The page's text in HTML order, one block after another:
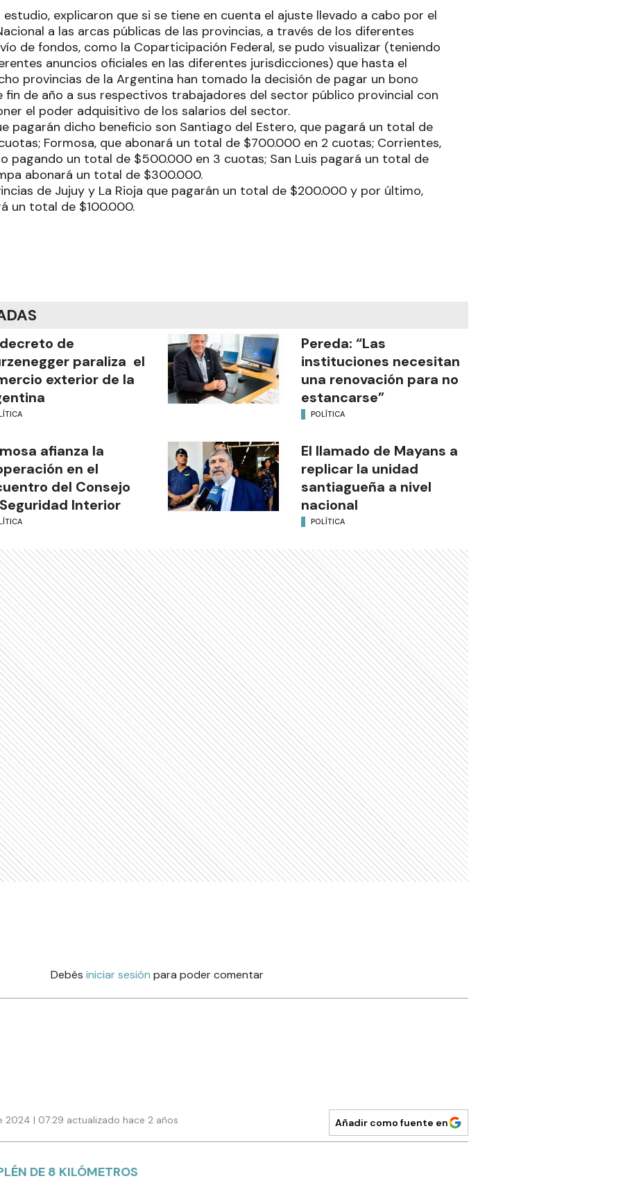
explicaron que si se tiene en cuenta el ajuste llevado a cabo por el
a las arcas públicas de las provincias, a través de los diferentes
de fondos, como la Coparticipación Federal, se pudo visualizar (teniendo
anuncios oficiales en las diferentes jurisdicciones) que hasta el
provincias de la Argentina han tomado la decisión de pagar un bono
fin de año a sus respectivos trabajadores del sector público provincial con
el poder adquisitivo de los salarios del sector.
pagarán dicho beneficio son Santiago del Estero, que pagará un total de
Formosa, que abonará un total de $700.000 en 2 cuotas; Corrientes,
pagando un total de $500.000 en 3 cuotas; San Luis pagará un total de
abonará un total de $300.000.
de Jujuy y La Rioja que pagarán un total de $200.000 y por último,
un total de $100.000.
de
paraliza el
exterior de la
Pereda: “Las
instituciones necesitan
una renovación para no
estancarse”
POLÍTICA
afianza la
en el
del Consejo
Interior
El llamado de Mayans a
replicar la unidad
santiagueña a nivel
nacional
POLÍTICA
Debés iniciar sesión para poder comentar
2024 | 07:29 actualizado hace 2 años Añadir como fuente en
DE 8 KILÓMETROS